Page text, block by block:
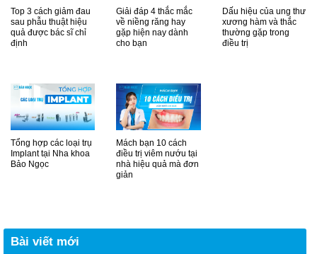
Top 3 cách giảm đau
sau phẫu thuật hiệu
quả được bác sĩ chỉ
định
Giải đáp 4 thắc mắc
về niềng răng hay
gặp hiện nay dành
cho bạn
Dấu hiệu của ung thư
xương hàm và thắc
thường gặp trong
điều trị
Tổng hợp các loại trụ
Implant tại Nha khoa
Bảo Ngọc
Mách bạn 10 cách
điều trị viêm nướu tại
nhà hiệu quả mà đơn
giản
Bài viết mới